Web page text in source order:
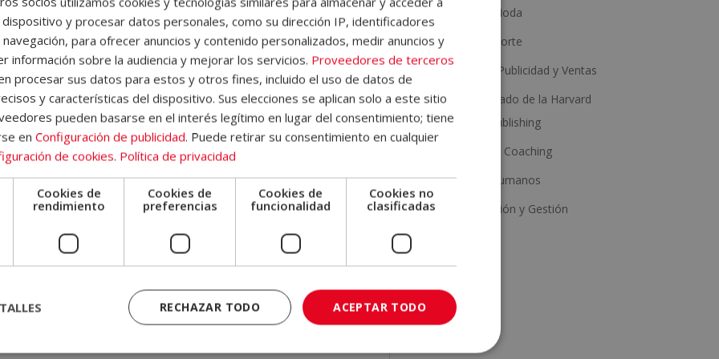
experto en equitación
grandes partes y compuesto por 22 módulosque te aportarán
un enfoque técnico, didáctico y de gestión. En la primera parte,
como:
y solución de problemas.
del caballo.
del jinete y uso del equipo.
circulatorio, respiratorio y urinario.
monitor y gestor
Estética y Moda
Salud y Deporte
Marketing, Publicidad y Ventas
Con Certificado de la Harvard
Business Publishing
Psicología y Coaching
Recursos Humanos
Administración y Gestión
dispositivo y procesar datos personales, como su dirección IP, identificadores
para ofrecer anuncios y contenido personalizados, medir anuncios y
información sobre la audiencia y mejorar los servicios. Proveedores de terceros
procesar sus datos para estos y otros fines, incluido el uso de datos de
y características del dispositivo. Sus elecciones se aplican solo a este sitio
pueden basarse en el interés legítimo en lugar del consentimiento; tiene
en Configuración de publicidad. Puede retirar su consentimiento en cualquier
de cookies. Política de privacidad
Cookies de
rendimiento
Cookies de
preferencias
Cookies de
funcionalidad
Cookies no
clasificadas
ACEPTAR TODO
RECHAZAR TODO